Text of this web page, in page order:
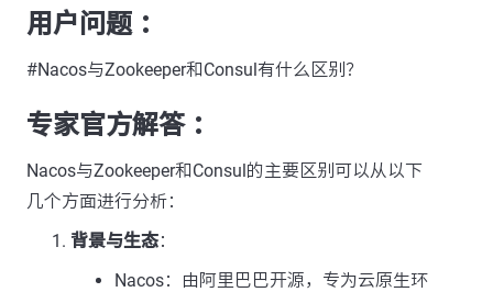
用户问题 ：
#Nacos与Zookeeper和Consul有什么区别？
专家官方解答 ：
Nacos与Zookeeper和Consul的主要区别可以从以下
几个方面进行分析：
背景与生态：
Nacos：由阿里巴巴开源，专为云原生环